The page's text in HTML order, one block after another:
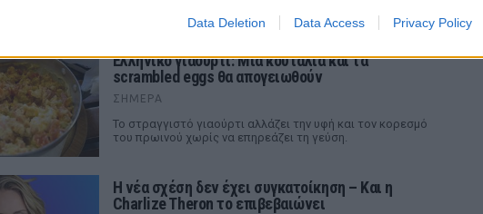
Data Deletion Data Access Privacy Policy
ΚΑΤΗΓΟΡΙΑ
Ελληνικό γιαούρτι: Μία κουταλιά και τα
scrambled eggs θα απογειωθούν
ΣΉΜΕΡΑ
Το στραγγιστό γιαούρτι αλλάζει την υφή και τον κορεσμό
του πρωινού χωρίς να επηρεάζει τη γεύση.
Η νέα σχέση δεν έχει συγκατοίκηση – Και η
Charlize Theron το επιβεβαιώνει